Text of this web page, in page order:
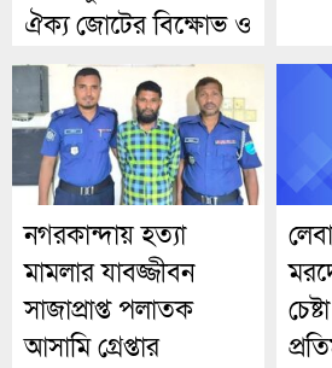
ঐক্য জোটের বিক্ষোভ ও
সমাবেশ
নগরকান্দায় হত্যা
মামলার যাবজ্জীবন
সাজাপ্রাপ্ত পলাতক
আসামি গ্রেপ্তার